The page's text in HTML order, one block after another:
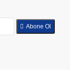
Abone Ol